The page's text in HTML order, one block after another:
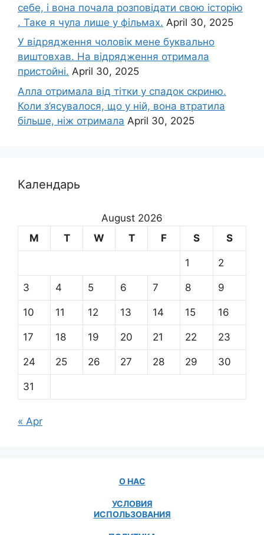
себе, і вона почала розповідати свою історію
. Таке я чула лише у фільмах. April 30, 2025
У відрядження чоловік мене буквально
виштовхав. На відрядження отримала
пристойні. April 30, 2025
Алла отримала від тітки у спадок скриню.
Коли з’ясувалося, що у ній, вона втратила
більше, ніж отримала April 30, 2025
Календарь
August 2026
M
T W T F S S
1 2
3 4 5 6 7 8 9
10 11 12 13 14 15 16
17 18 19 20 21 22 23
24 25 26 27 28 29 30
31
« Apr
О НАС
УСЛОВИЯ
ИСПОЛЬЗОВАНИЯ